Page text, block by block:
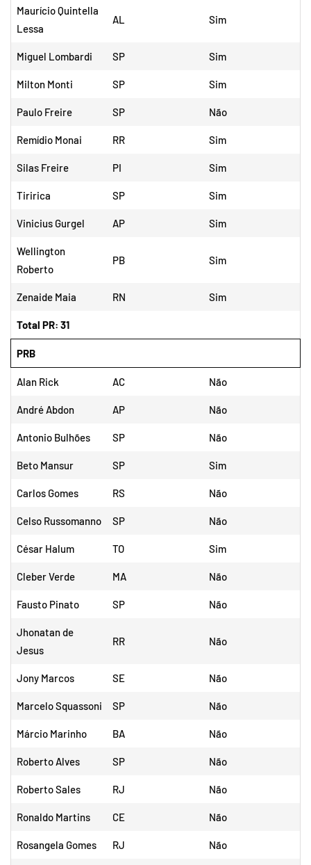
Maurício Quintella
Lessa
AL Sim
Miguel Lombardi SP Sim
Milton Monti SP Sim
Paulo Freire SP Não
Remídio Monai RR Sim
Silas Freire PI Sim
Tiririca SP Sim
Vinicius Gurgel AP Sim
Wellington
Roberto
PB Sim
Zenaide Maia RN Sim
Total PR: 31
PRB
Alan Rick AC Não
André Abdon AP Não
Antonio Bulhões SP Não
Beto Mansur SP Sim
Carlos Gomes RS Não
Celso Russomanno SP Não
César Halum TO Sim
Cleber Verde MA Não
Fausto Pinato SP Não
Jhonatan de
Jesus
RR Não
Jony Marcos SE Não
Marcelo Squassoni SP Não
Márcio Marinho BA Não
Roberto Alves SP Não
Roberto Sales RJ Não
Ronaldo Martins CE Não
Rosangela Gomes RJ Não